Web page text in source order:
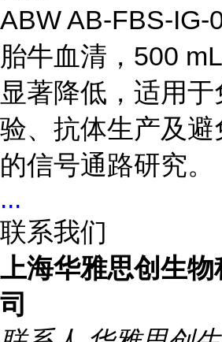
ABW AB-FBS-IG-
胎牛血清，500
显著降低，适用
验、抗体生产及
的信号通路研究。
...
联系我们
上海华雅思创生
司